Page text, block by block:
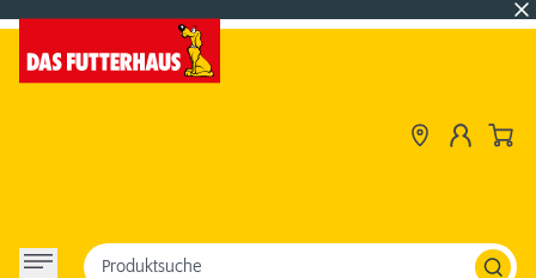
Produktsuche